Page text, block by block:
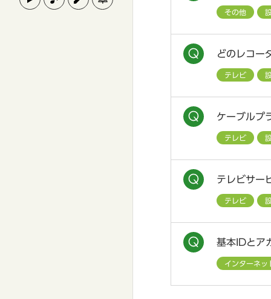
その他
どのレコー
テレビ
ケーブルプ
テレビ
テレビサー
テレビ
基本IDとア
インターネッ